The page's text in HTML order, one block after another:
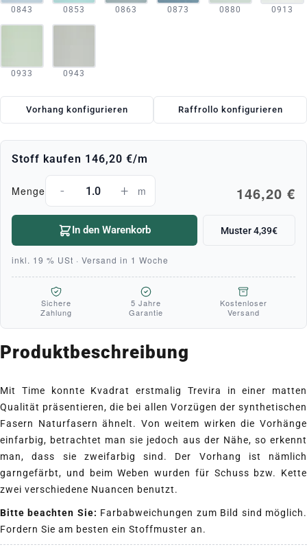
0843 0853 0863 0873 0880 0913
0933 0943
Vorhang konfigurieren Raffrollo konfigurieren
Stoff kaufen 146,20 €/m
Menge - + m 146,20 €
In den Warenkorb Muster 4,39€
inkl. 19 % USt · Versand in 1 Woche
Sichere
Zahlung
5 Jahre
Garantie
Kostenloser
Versand
Produktbeschreibung
Mit Time konnte Kvadrat erstmalig Trevira in einer matten
Qualität präsentieren, die bei allen Vorzügen der synthetischen
Fasern Naturfasern ähnelt. Von weitem wirken die Vorhänge
einfarbig, betrachtet man sie jedoch aus der Nähe, so erkennt
man, dass sie zweifarbig sind. Der Vorhang ist nämlich
garngefärbt, und beim Weben wurden für Schuss bzw. Kette
zwei verschiedene Nuancen benutzt.
Bitte beachten Sie: Farbabweichungen zum Bild sind möglich.
Fordern Sie am besten ein Stoffmuster an.